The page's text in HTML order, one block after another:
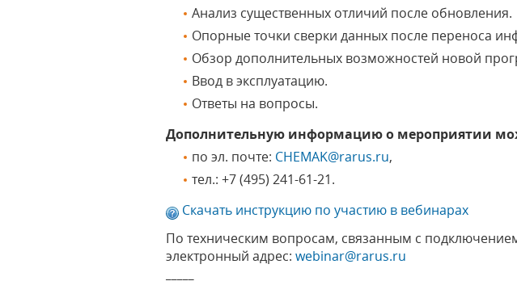
Анализ существенных отличий после обновления.
Опорные точки сверки данных после переноса
Обзор дополнительных возможностей новой
Ввод в эксплуатацию.
Ответы на вопросы.
Дополнительную информацию о мероприятии
по эл. почте: CHEMAK@rarus.ru,
тел.: +7 (495) 241-61-21.
Скачать инструкцию по участию в вебинарах
По техническим вопросам, связанным с
электронный адрес:webinar@rarus.ru